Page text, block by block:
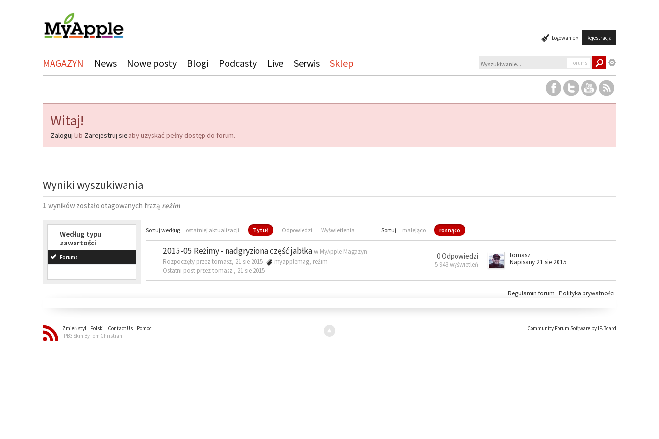
Logowanie » Rejestracja
MAGAZYN News Nowe posty Blogi Podcasty Live Serwis Sklep Forums
Witaj!
Zaloguj lub Zarejestruj się aby uzyskać pełny dostęp do forum.
Wyniki wyszukiwania
1 wyników zostało otagowanych frazą reżim
Według typu
zawartości
Forums
Sortuj według ostatniej aktualizacji Tytuł Odpowiedzi Wyświetlenia Sortuj malejąco rosnąco
2015-05 Reżimy - nadgryziona część jabłkaw MyApple Magazyn
Rozpoczęty przez tomasz, 21 sie 2015
myapplemag, reżim
Ostatni post przez tomasz , 21 sie 2015
0 Odpowiedzi
5 943 wyświetleń
tomasz
Napisany 21 sie 2015
Polityka prywatności
Regulamin forum ·
Zmień styl Polski Contact Us
Pomoc
IPB3 Skin By Tom Christian.
Community Forum Software by IP.Board